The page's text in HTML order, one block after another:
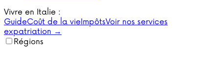
Vivre en Italie :
GuideCoût de la vieImpôtsVoir nos services
expatriation →
Régions